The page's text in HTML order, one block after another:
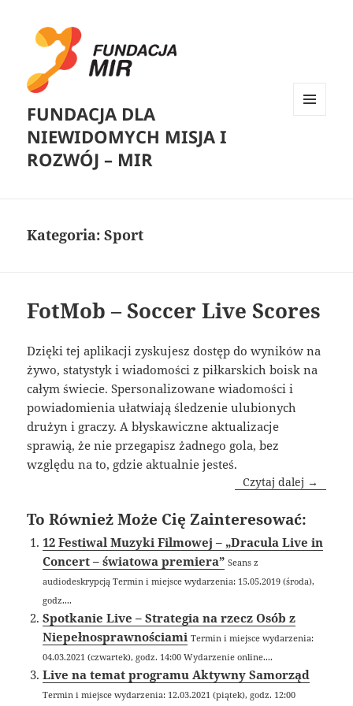
FUNDACJA DLA
NIEWIDOMYCH MISJA I
ROZWÓJ – MIR
Kategoria:Sport
FotMob – Soccer Live Scores
Dzięki tej aplikacji zyskujesz dostęp do wyników na
żywo, statystyk i wiadomości z piłkarskich boisk na
całym świecie. Spersonalizowane wiadomości i
powiadomienia ułatwiają śledzenie ulubionych
drużyn i graczy. A błyskawiczne aktualizacje
sprawią, że nie przegapisz żadnego gola, bez
względu na to, gdzie aktualnie jesteś.
Czytaj dalej →
To Również Może Cię Zainteresować:
12 Festiwal Muzyki Filmowej – „Dracula Live in
Concert – światowa premiera” Seans z
audiodeskrypcją Termin i miejsce wydarzenia: 15.05.2019 (środa),
godz....
Spotkanie Live – Strategia na rzecz Osób z
Niepełnosprawnościami Termin i miejsce wydarzenia:
04.03.2021 (czwartek), godz. 14:00 Wydarzenie online....
Live na temat programu Aktywny Samorząd
Termin i miejsce wydarzenia: 12.03.2021 (piątek), godz. 12:00